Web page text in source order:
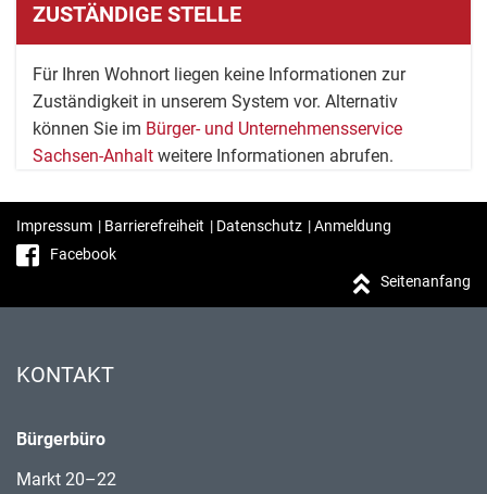
ZUSTÄNDIGE STELLE
Für Ihren Wohnort liegen keine Informationen zur
Zuständigkeit in unserem System vor. Alternativ
können Sie im Bürger- und Unternehmensservice
Sachsen-Anhalt weitere Informationen abrufen.
Impressum | Barrierefreiheit | Datenschutz |Anmeldung
Facebook
Seitenanfang
KONTAKT
Bürgerbüro
Markt 20–22